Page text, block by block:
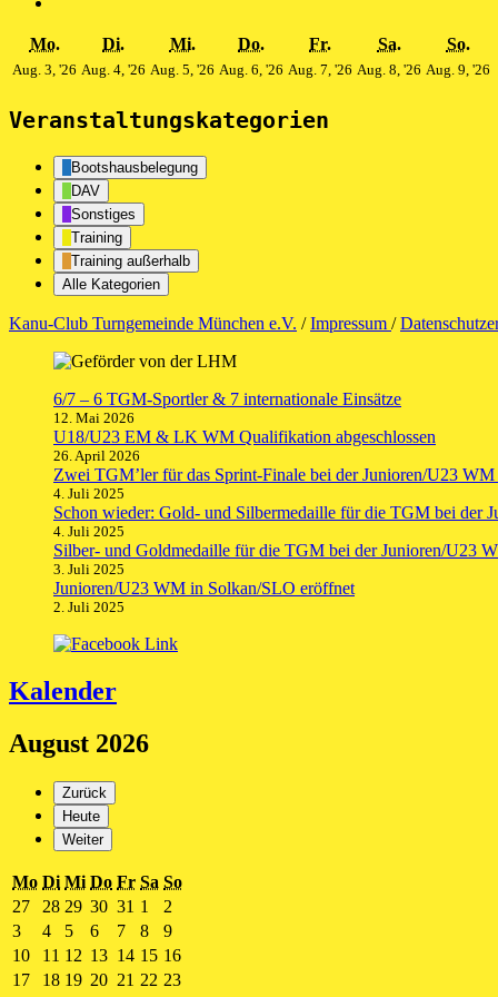
Mo.Montag
Di. Dienstag
Mi.Mittwoch
Do. Donnerstag
Fr. FreitagSa.Samstag
So.
Aug. 3, '26 3.
Aug. 4, '26 4.
Aug. 5, '26 5.
Aug. 6, '26 6.
2026
Aug. 7, '26 7.
Aug. 8, '26 8.
Aug. 9, '26
Veranstaltungskategorien
Bootshausbelegung
DAV
Sonstiges
Training
Training außerhalb
Alle Kategorien
Kanu-Club Turngemeinde München e.V. /Impressum /
6/7 – 6 TGM-Sportler & 7 internationale Einsätze
12. Mai 2026
U18/U23 EM & LK WM Qualifikation abgeschlossen
26. April 2026
Zwei TGM’ler für das Sprint-Finale bei der Junioren/U23
4. Juli 2025
Schon wieder: Gold- und Silbermedaille für die TGM bei der
4. Juli 2025
Silber- und Goldmedaille für die TGM bei der Junioren/U23
3. Juli 2025
Junioren/U23 WM in Solkan/SLO eröffnet
2. Juli 2025
Kalender
August 2026
Zurück
Heute
Weiter
MoMontag
DiDienstag
MiMittwoch
DoDonnerstag
FrFreitag
Sa Samstag
SoSonntag
2727.
Juli
2026
2828.
Juli
2026
2929.
Juli
2026
3030.
Juli
2026
31 31.
Juli
2026
1
August
2026
2
August
2026
33.
August
2026
44.
August
2026
55.
August
2026
66.
August
2026
77.
August
2026
88.
August
2026
99.
August
2026
1010.
August
11 11.
August
12 12.
August
1313.
August
1414.
August
1515.
August
1616.
1717.1818.
1919.
2020.
21 21.
22 22.
2323.